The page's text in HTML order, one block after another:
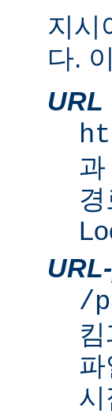
지시
다.
URL
/